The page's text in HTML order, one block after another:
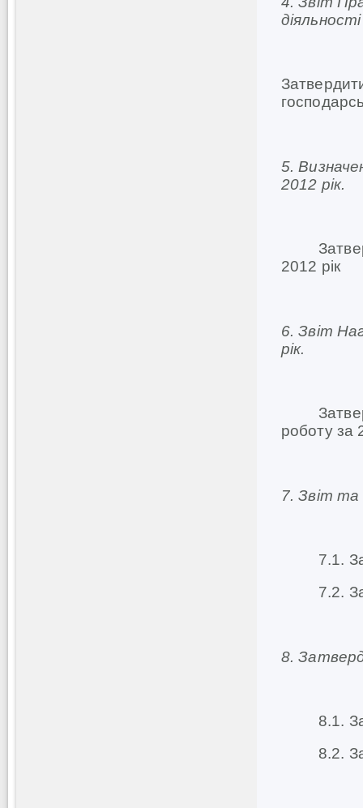
5.
2012 рік.
2012 рік
6. Звіт
рік.
роботу за
7. Звіт та
7.1.
7.2.
8.
8.1.
8.2.